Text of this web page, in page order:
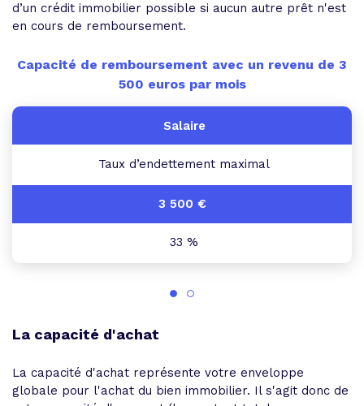
d’un crédit immobilier possible si aucun autre prêt n'est
en cours de remboursement.
Capacité de remboursement avec un revenu de 3
500 euros par mois
Taux d’endettement maximal
33 %
La capacité d'achat
La capacité d'achat représente votre enveloppe
globale pour l'achat du bien immobilier. Il s'agit donc de